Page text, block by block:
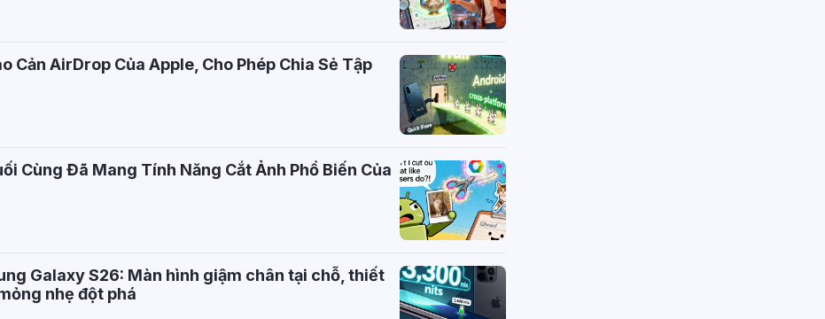
Cản AirDrop Của Apple, Cho Phép Chia Sẻ Tập
Cùng Đã Mang Tính Năng Cắt Ảnh Phổ Biến Của
Galaxy S26: Màn hình giậm chân tại chỗ, thiết
nhẹ đột phá